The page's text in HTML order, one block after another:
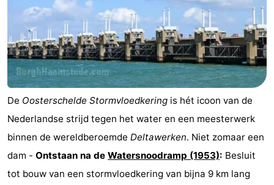
De Oosterschelde Stormvloedkering is hét icoon van de
Nederlandse strijd tegen het water en een meesterwerk
binnen de wereldberoemde Deltawerken. Niet zomaar een
dam - Ontstaan na de Watersnoodramp (1953): Besluit
tot bouw van een stormvloedkering van bijna 9 km lang